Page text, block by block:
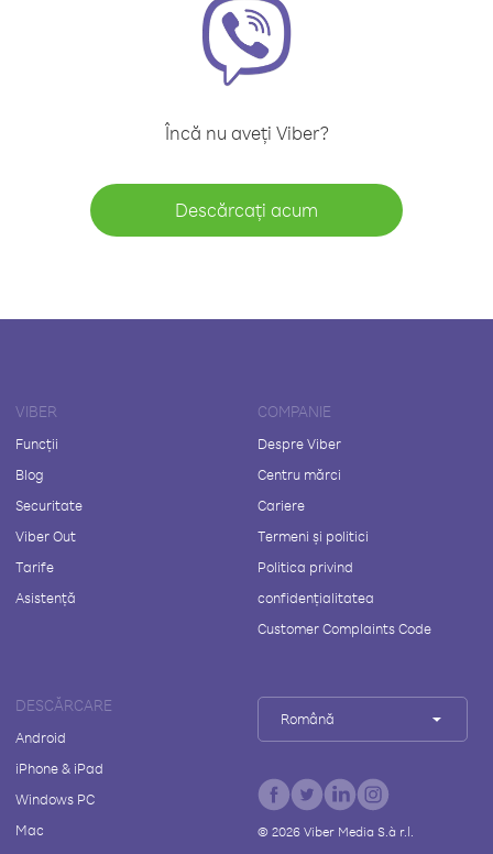
Încă nu aveți Viber?
Descărcați acum
VIBER
Funcții
Blog
Securitate
Viber Out
Tarife
Asistență
COMPANIE
Despre Viber
Centru mărci
Cariere
Termeni și politici
Politica privind
confidențialitatea
Customer Complaints Code
DESCĂRCARE
Android
iPhone & iPad
Windows PC
Mac
Română
© 2026Viber Media S.à r.l.